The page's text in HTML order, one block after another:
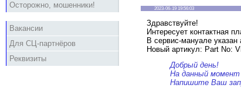
Осторожно, мошенники!
Вакансии
Для СЦ-партнёров
Реквизиты
2023-06-19 19:56:03
Здравствуйте!
Интересует контактная
В сервис-мануале указан
Новый артикул: Part No:
Добрый день!
На данный момент
Напишите Ваш